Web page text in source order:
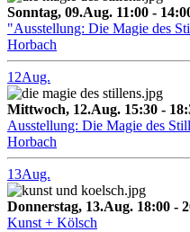
Sonntag, 09.Aug. 11:00 -
"Ausstellung: Die Magie des
Horbach
12Aug.
Mittwoch, 12.Aug. 15:30 -
Ausstellung: Die Magie des
Horbach
13Aug.
Donnerstag, 13.Aug. 18:00 -
Kunst + Kölsch